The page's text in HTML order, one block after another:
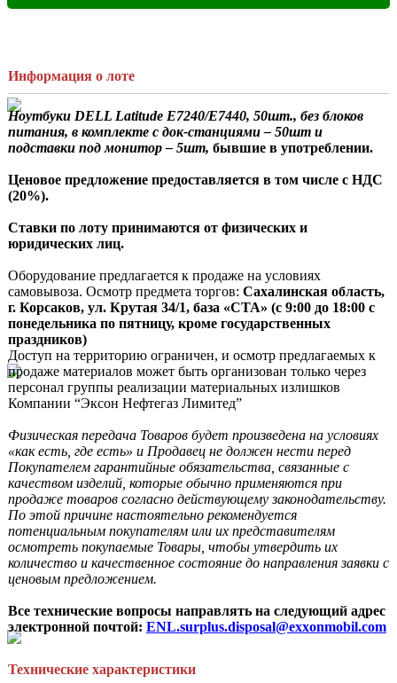
Информация о лоте
Ноутбуки DELL Latitude E7240/E7440, 50шт., без блоков
питания, в комплекте с док-станциями – 50шт и
подставки под монитор – 5шт, бывшие в употреблении.
Ценовое предложение предоставляется в том числе с НДС
(20%).
Ставки по лоту принимаются от физических и
юридических лиц.
Оборудование предлагается к продаже на условиях
самовывоза. Осмотр предмета торгов: Сахалинская область,
г. Корсаков, ул. Крутая 34/1, база «СТА» (с 9:00 до 18:00 с
понедельника по пятницу, кроме государственных
праздников)
Доступ на территорию ограничен, и осмотр предлагаемых к
продаже материалов может быть организован только через
персонал группы реализации материальных излишков
Компании “Эксон Нефтегаз Лимитед”
Физическая передача Товаров будет произведена на условиях
«как есть, где есть» и Продавец не должен нести перед
Покупателем гарантийные обязательства, связанные с
качеством изделий, которые обычно применяются при
продаже товаров согласно действующему законодательству.
По этой причине настоятельно рекомендуется
потенциальным покупателям или их представителям
осмотреть покупаемые Товары, чтобы утвердить их
количество и качественное состояние до направления заявки с
ценовым предложением.
Все технические вопросы направлять на следующий адрес
электронной почтой: ENL.surplus.disposal@exxonmobil.com
Технические характеристики